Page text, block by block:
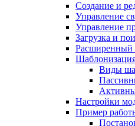
Создание и
Управление
Управление
Загрузка и
Расширенный
Шаблонизация
Виды
Настройки
Пример